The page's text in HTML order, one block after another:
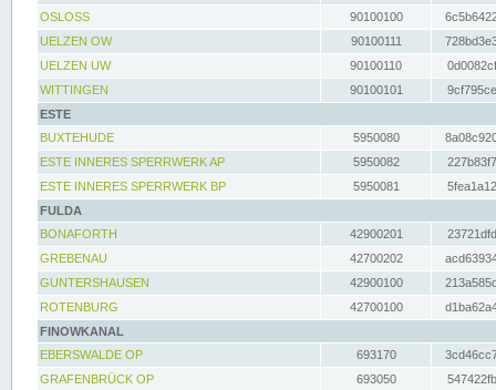
OSLOSS
90100100
UELZEN OW
90100111
UELZEN UW
90100110
WITTINGEN
90100101
ESTE
BUXTEHUDE
5950080
ESTE INNERES SPERRWERK AP
5950082
ESTE INNERES SPERRWERK BP
5950081
FULDA
BONAFORTH
42900201
GREBENAU
42700202
GUNTERSHAUSEN
42900100
ROTENBURG
42700100
FINOWKANAL
EBERSWALDE OP
693170
GRAFENBRÜCK OP
693050